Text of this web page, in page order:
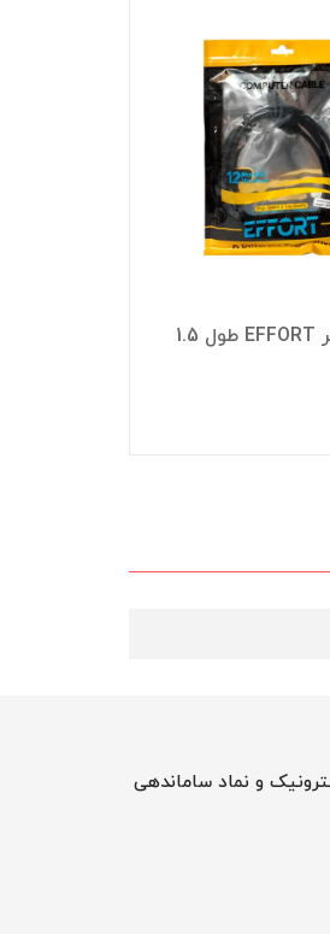
کابل پرینتر EFFORT طول 1.5
و نماد ساماندهی